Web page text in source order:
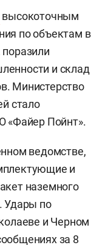
высокоточным
по объектам в
и склад
Министерство
стало
«Файер Пойнт».
ведомстве,
и
наземного
Удары по
и Черном
за 8